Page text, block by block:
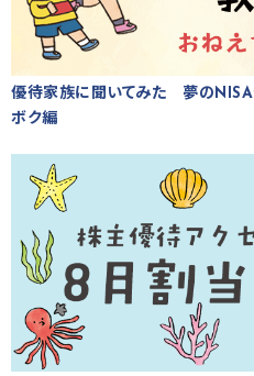
優待家族に聞いてみた 夢のNISA
ボク編